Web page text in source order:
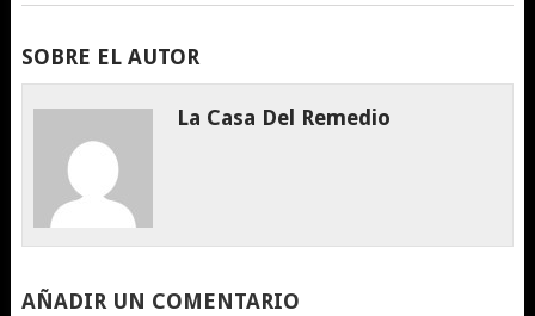
SOBRE EL AUTOR
La Casa Del Remedio
AÑADIR UN COMENTARIO